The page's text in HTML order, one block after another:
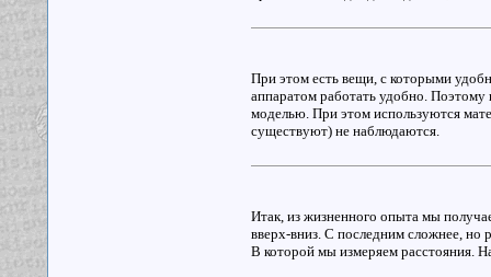
При этом есть вещи, с которыми
аппаратом работать удобно. Поэтому
моделью. При этом используются
существуют) не наблюдаются.
Итак, из жизненного опыта мы
вверх-вниз. С последним сложнее, но
В которой мы измеряем расстояния.